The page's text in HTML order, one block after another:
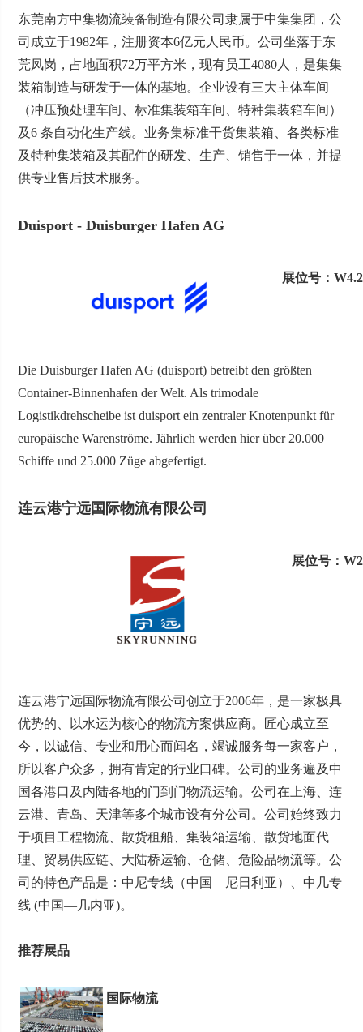
东莞南方中集物流装备制造有限公司隶属于中集集团，公
司成立于1982年，注册资本6亿元人民币。公司坐落于东
莞凤岗，占地面积72万平方米，现有员工4080人，是集集
装箱制造与研发于一体的基地。企业设有三大主体车间
（冲压预处理车间、标准集装箱车间、特种集装箱车间）
及6 条自动化生产线。业务集标准干货集装箱、各类标准
及特种集装箱及其配件的研发、生产、销售于一体，并提
供专业售后技术服务。
Duisport - Duisburger Hafen AG
展位号：
Die Duisburger Hafen AG (duisport) betreibt den größten
Container-Binnenhafen der Welt. Als trimodale
Logistikdrehscheibe ist duisport ein zentraler Knotenpunkt für
europäische Warenströme. Jährlich werden hier über 20.000
Schiffe und 25.000 Züge abgefertigt.
连云港宁远国际物流有限公司
展位号：
连云港宁远国际物流有限公司创立于2006年，是一家极具
优势的、以水运为核心的物流方案供应商。匠心成立至
今，以诚信、专业和用心而闻名，竭诚服务每一家客户，
所以客户众多，拥有肯定的行业口碑。公司的业务遍及中
国各港口及内陆各地的门到门物流运输。公司在上海、连
云港、青岛、天津等多个城市设有分公司。公司始终致力
于项目工程物流、散货租船、集装箱运输、散货地面代
理、贸易供应链、大陆桥运输、仓储、危险品物流等。公
司的特色产品是：中尼专线（中国—尼日利亚）、中几专
线 (中国—几内亚)。
推荐展品
国际物流